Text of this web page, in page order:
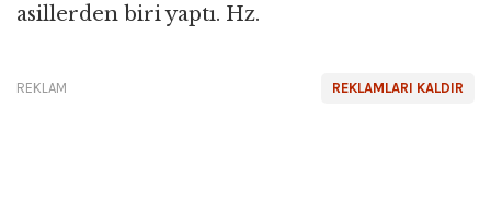
asillerden biri yaptı. Hz.
REKLAMLARI KALDIR
REKLAM